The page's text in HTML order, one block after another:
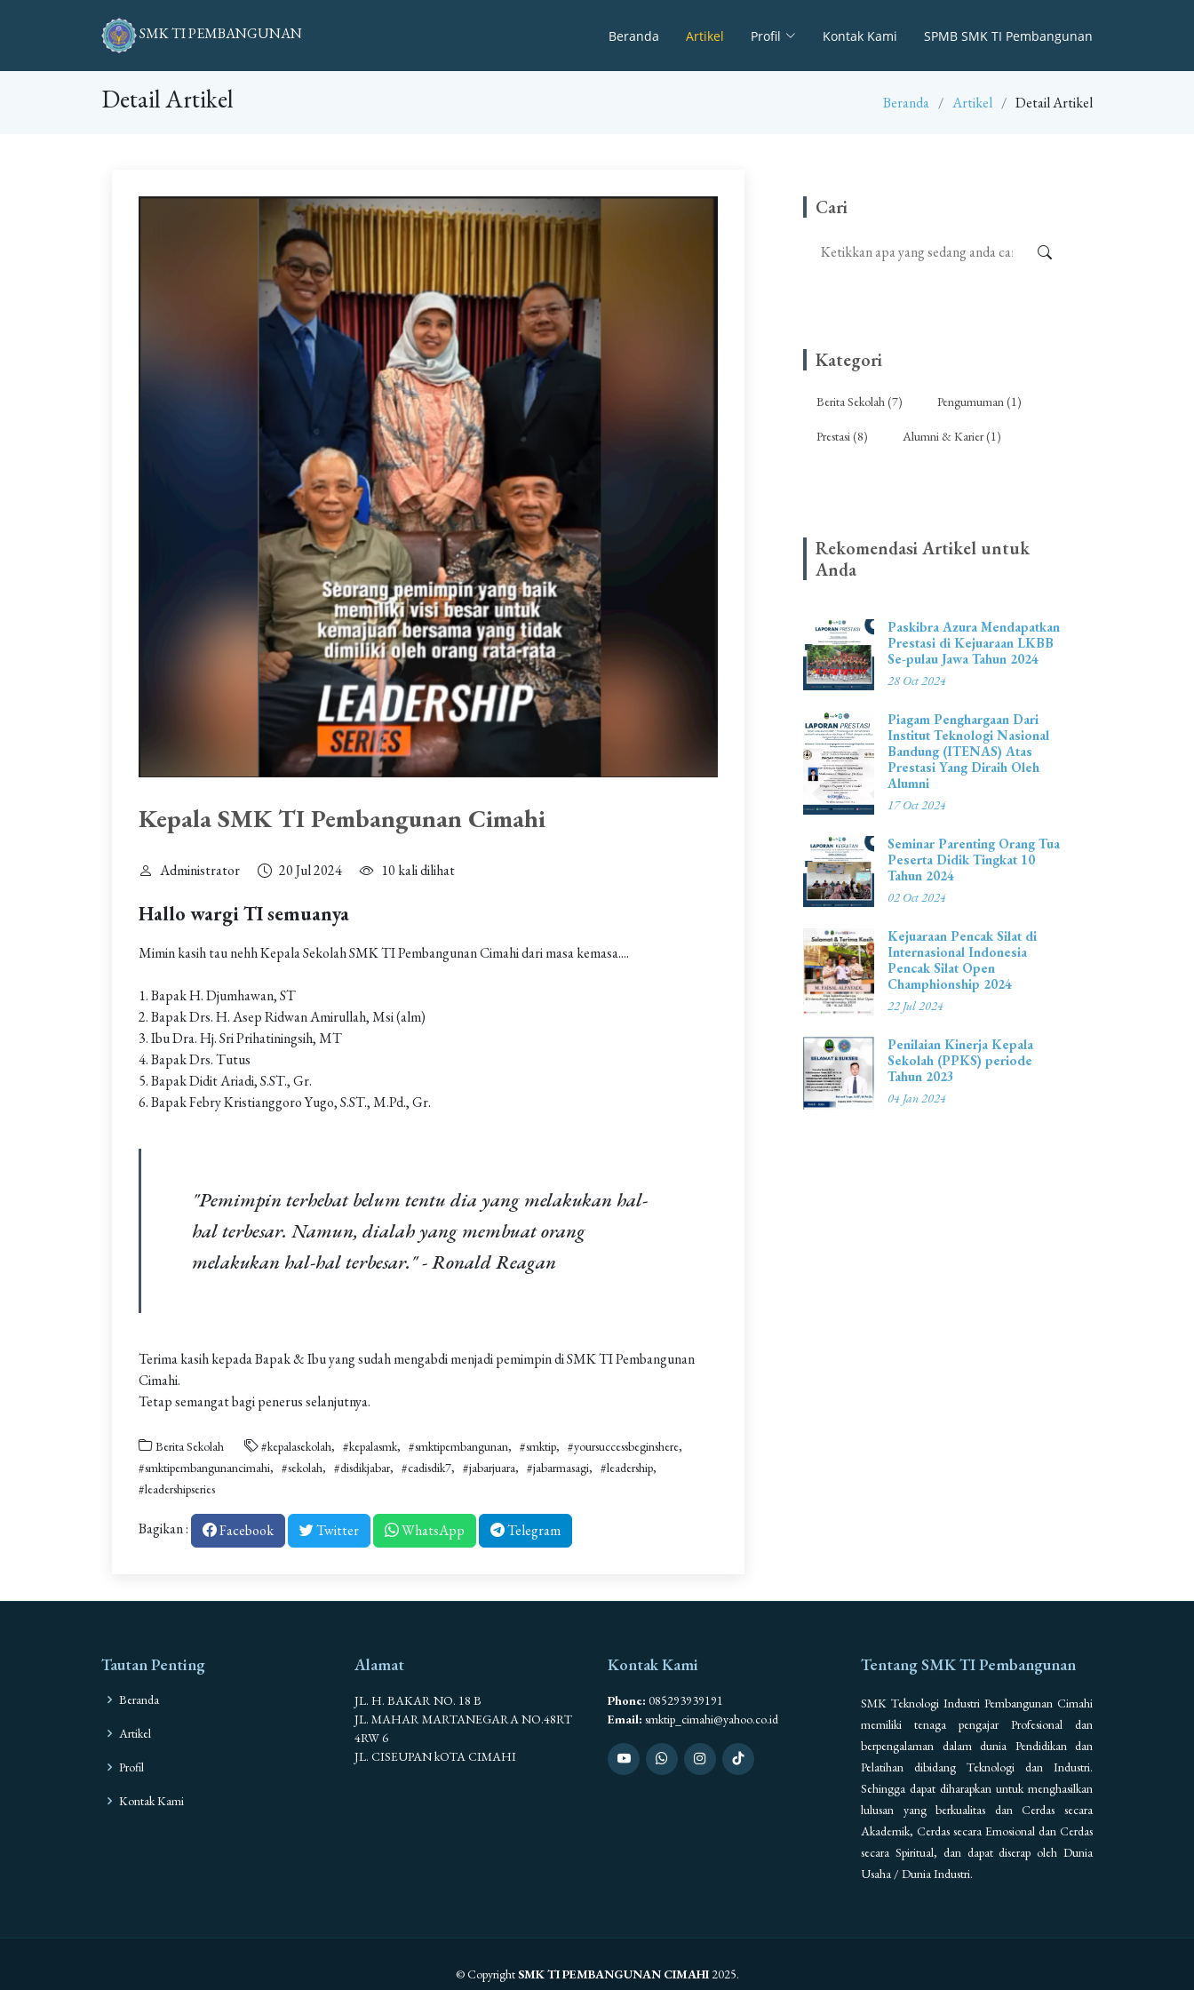
SMK TI PEMBANGUNAN Beranda Artikel Profil Kontak Kami SPMB SMK TI Pembangunan
Detail Artikel Beranda Artikel Detail Artikel
Kepala SMK TI Pembangunan Cimahi
Administrator 20 Jul 2024 10 kali dilihat
Hallo wargi TI semuanya
Mimin kasih tau nehh Kepala Sekolah SMK TI Pembangunan Cimahi dari masa kemasa....
1. Bapak H. Djumhawan, ST
2. Bapak Drs. H. Asep Ridwan Amirullah, Msi (alm)
3. Ibu Dra. Hj. Sri Prihatiningsih, MT
4. Bapak Drs. Tutus
5. Bapak Didit Ariadi, S.ST., Gr.
6. Bapak Febry Kristianggoro Yugo, S.ST., M.Pd., Gr.
"Pemimpin terhebat belum tentu dia yang melakukan hal-
hal terbesar. Namun, dialah yang membuat orang
melakukan hal-hal terbesar." - Ronald Reagan
Terima kasih kepada Bapak & Ibu yang sudah mengabdi menjadi pemimpin di SMK TI Pembangunan
Cimahi.
Tetap semangat bagi penerus selanjutnya.
Berita Sekolah #kepalasekolah #kepalasmk #smktipembangunan #smktip
#yoursuccessbeginshere
#smktipembangunancimahi
#sekolah #disdikjabar #cadisdik7 #jabarjuara #jabarmasagi
#leadership
#leadershipseries
Bagikan : Facebook Twitter WhatsApp Telegram
Cari
Kategori
Berita Sekolah (7) Pengumuman (1)
Prestasi (8) Alumni & Karier (1)
Rekomendasi Artikel untuk
Anda
Paskibra Azura Mendapatkan
Prestasi di Kejuaraan LKBB
Se-pulau Jawa Tahun 2024
28 Oct 2024
Piagam Penghargaan Dari
Institut Teknologi Nasional
Bandung (ITENAS) Atas
Prestasi Yang Diraih Oleh
Alumni
17 Oct 2024
Seminar Parenting Orang Tua
Peserta Didik Tingkat 10
Tahun 2024
02 Oct 2024
Kejuaraan Pencak Silat di
Internasional Indonesia
Pencak Silat Open
Champhionship 2024
22 Jul 2024
Penilaian Kinerja Kepala
Sekolah (PPKS) periode
Tahun 2023
04 Jan 2024
Tautan Penting
Beranda
Artikel
Profil
Kontak Kami
Alamat
JL. H. BAKAR NO. 18 B
JL. MAHAR MARTANEGARA NO.48RT
4RW 6
JL. CISEUPAN kOTA CIMAHI
Kontak Kami
Phone: 085293939191
Email: smktip_cimahi@yahoo.co.id
Tentang SMK TI Pembangunan
SMK Teknologi Industri Pembangunan Cimahi
memiliki tenaga pengajar Profesional dan
berpengalaman dalam dunia Pendidikan dan
Pelatihan dibidang Teknologi dan Industri.
Sehingga dapat diharapkan untuk menghasilkan
lulusan yang berkualitas dan Cerdas secara
Akademik, Cerdas secara Emosional dan Cerdas
secara Spiritual, dan dapat diserap oleh Dunia
Usaha / Dunia Industri.
© CopyrightSMK TI PEMBANGUNAN CIMAHI2025.